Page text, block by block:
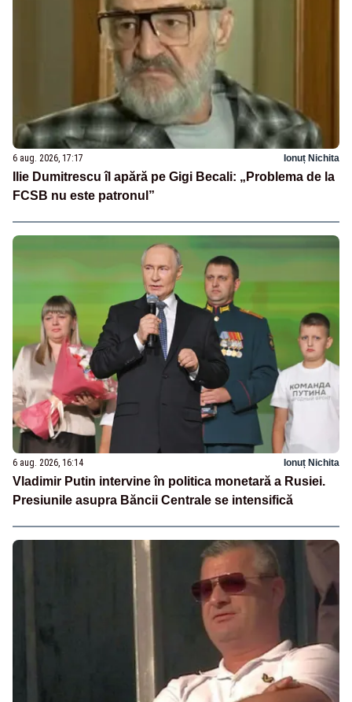
6 aug. 2026, 17:17 Ionuț Nichita
Ilie Dumitrescu îl apără pe Gigi Becali: „Problema de la
FCSB nu este patronul”
6 aug. 2026, 16:14 Ionuț Nichita
Vladimir Putin intervine în politica monetară a Rusiei.
Presiunile asupra Băncii Centrale se intensifică